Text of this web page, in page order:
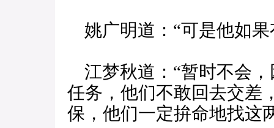
姚广明道：“可是他如果
江梦秋道：“暂时不会
任务，他们不敢回去交差
保，他们一定拚命地找这